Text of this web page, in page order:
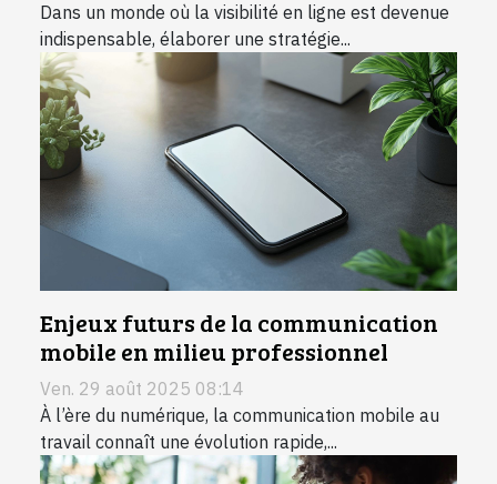
Dans un monde où la visibilité en ligne est devenue
indispensable, élaborer une stratégie...
Enjeux futurs de la communication
mobile en milieu professionnel
Ven. 29 août 2025 08:14
À l’ère du numérique, la communication mobile au
travail connaît une évolution rapide,...